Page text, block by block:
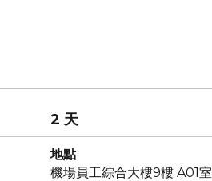
2 天
地點
機場員工綜合大樓9樓 A01室